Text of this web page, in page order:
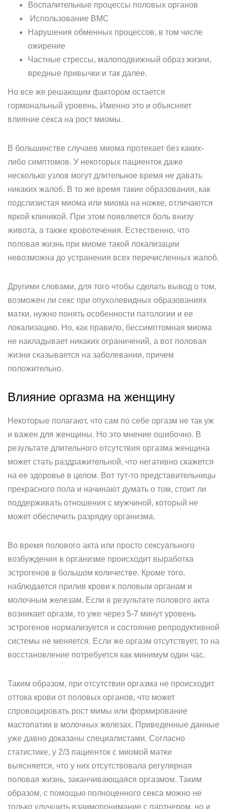
Воспалительные процессы половых органов
Использование ВМС
Нарушения обменных процессов, в том числе
ожирение
Частные стрессы, малоподвижный образ жизни,
вредные привычки и так далее.
Но все же решающим фактором остается
гормональный уровень. Именно это и объясняет
влияние секса на рост миомы.
В большинстве случаев миома протекает без каких-
либо симптомов. У некоторых пациенток даже
несколько узлов могут длительное время не давать
никаких жалоб. В то же время такие образования, как
подслизистая миома или миома на ножке, отличаются
яркой клиникой. При этом появляется боль внизу
живота, а также кровотечения. Естественно, что
половая жизнь при миоме такой локализации
невозможна до устранения всех перечисленных жалоб.
Другими словами, для того чтобы сделать вывод о том,
возможен ли секс при опухолевидных образованиях
матки, нужно понять особенности патологии и ее
локализацию. Но, как правило, бессимптомная миома
не накладывает никаких ограничений, а вот половая
жизни сказывается на заболевании, причем
положительно.
Влияние оргазма на женщину
Некоторые полагают, что сам по себе оргазм не так уж
и важен для женщины. Но это мнение ошибочно. В
результате длительного отсутствия оргазма женщина
может стать раздражительной, что негативно скажется
на ее здоровье в целом. Вот тут-то представительницы
прекрасного пола и начинают думать о том, стоит ли
поддерживать отношения с мужчиной, который не
может обеспечить разрядку организма.
Во время полового акта или просто сексуального
возбуждения в организме происходит выработка
эстрогенов в большом количестве. Кроме того,
наблюдается прилив крови к половым органам и
молочным железам. Если в результате полового акта
возникает оргазм, то уже через 5-7 минут уровень
эстрогенов нормализуется и состояние репродуктивной
системы не меняется. Если же оргазм отсутствует, то на
восстановление потребуется как минимум один час.
Таким образом, при отсутствии оргазма не происходит
оттока крови от половых органов, что может
спровоцировать рост мимы или формирование
мастопатии в молочных железах. Приведенные данные
уже давно доказаны специалистами. Согласно
статистике, у 2/3 пациенток с миомой матки
выясняется, что у них отсутствовала регулярная
половая жизнь, заканчивающаяся оргазмом. Таким
образом, с помощью полноценного секса можно не
только улучшить взаимопонимание с партнером, но и